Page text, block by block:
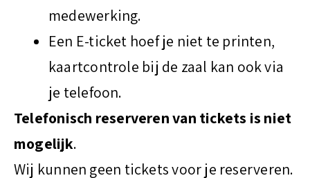
medewerking.
Een E-ticket hoef je niet te printen,
kaartcontrole bij de zaal kan ook via
je telefoon.
Telefonisch reserveren van tickets is niet
mogelijk.
Wij kunnen geen tickets voor je reserveren.